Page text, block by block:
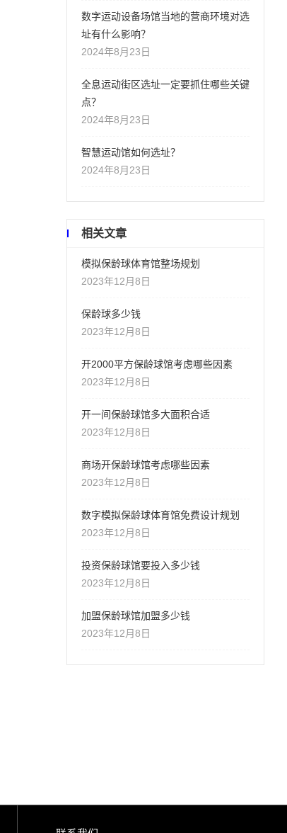
数字运动设备场馆当地的营商环境对选
址有什么影响？
2024年8月23日
全息运动街区选址一定要抓住哪些关键
点？
2024年8月23日
智慧运动馆如何选址？
2024年8月23日
相关文章
模拟保龄球体育馆整场规划
2023年12月8日
保龄球多少钱
2023年12月8日
开2000平方保龄球馆考虑哪些因素
2023年12月8日
开一间保龄球馆多大面积合适
2023年12月8日
商场开保龄球馆考虑哪些因素
2023年12月8日
数字模拟保龄球体育馆免费设计规划
2023年12月8日
投资保龄球馆要投入多少钱
2023年12月8日
加盟保龄球馆加盟多少钱
2023年12月8日